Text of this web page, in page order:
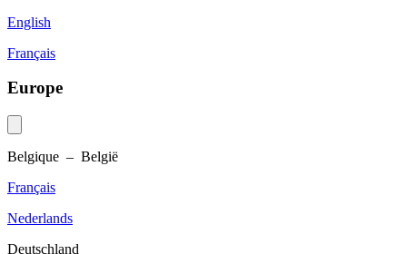
English
Français
Europe
Belgique – België
Français
Nederlands
Deutschland